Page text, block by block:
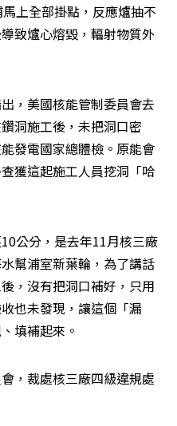
上全部掛點，反應爐抽不
致爐心熔毀，輻射物質外
，美國核能管制委員會去
洞施工後，未把洞口密
發電國家總體檢。原能會
獲這起施工人員挖洞「哈
公分，是去年11月核三廠
幫浦室新葉輪，為了講話
，沒有把洞口補好，只用
也未發現，讓這個「漏
填補起來。
，裁處核三廠四級違規處